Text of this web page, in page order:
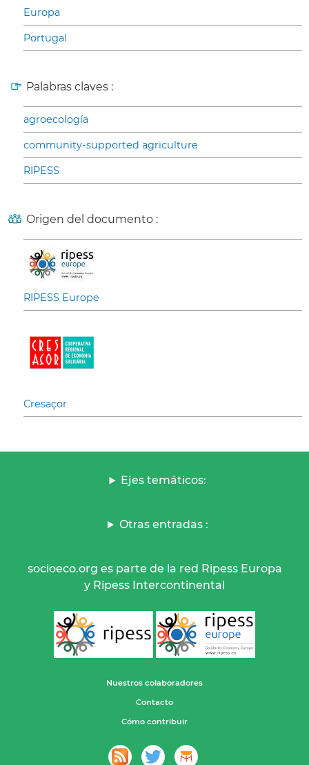
Europa
Portugal
Palabras claves :
agroecología
community-supported agriculture
RIPESS
Origen del documento :
RIPESS Europe
Cresaçor
Ejes temáticos:
Otras entradas :
socioeco.org es parte de la red Ripess Europa
y Ripess Intercontinental
Nuestros colaboradores
Contacto
Cómo contribuir